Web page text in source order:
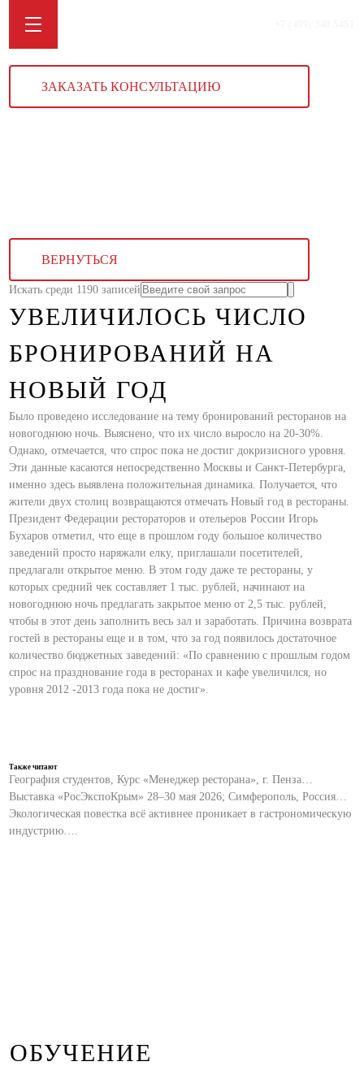
ЗАКАЗАТЬ КОНСУЛЬТАЦИЮ
ВЕРНУТЬСЯ
Искать среди 1190 записей
УВЕЛИЧИЛОСЬ ЧИСЛО
БРОНИРОВАНИЙ НА
НОВЫЙ ГОД
Было проведено исследование на тему бронирований ресторанов на
новогоднюю ночь. Выяснено, что их число выросло на 20-30%.
Однако, отмечается, что спрос пока не достиг докризисного уровня.
Эти данные касаются непосредственно Москвы и Санкт-Петербурга,
именно здесь выявлена положительная динамика. Получается, что
жители двух столиц возвращаются отмечать Новый год в рестораны.
Президент Федерации рестораторов и отельеров России Игорь
Бухаров отметил, что еще в прошлом году большое количество
заведений просто наряжали елку, приглашали посетителей,
предлагали открытое меню. В этом году даже те рестораны, у
которых средний чек составляет 1 тыс. рублей, начинают на
новогоднюю ночь предлагать закрытое меню от 2,5 тыс. рублей,
чтобы в этот день заполнить весь зал и заработать. Причина возврата
гостей в рестораны еще и в том, что за год появилось достаточное
количество бюджетных заведений: «По сравнению с прошлым годом
спрос на празднование года в ресторанах и кафе увеличился, но
уровня 2012 -2013 года пока не достиг».
Также читают
География студентов, Курс «Менеджер ресторана», г. Пенза…
Выставка «РосЭкспоКрым» 28–30 мая 2026; Симферополь, Россия…
Экологическая повестка всё активнее проникает в гастрономическую
индустрию….
ОБУЧЕНИЕ